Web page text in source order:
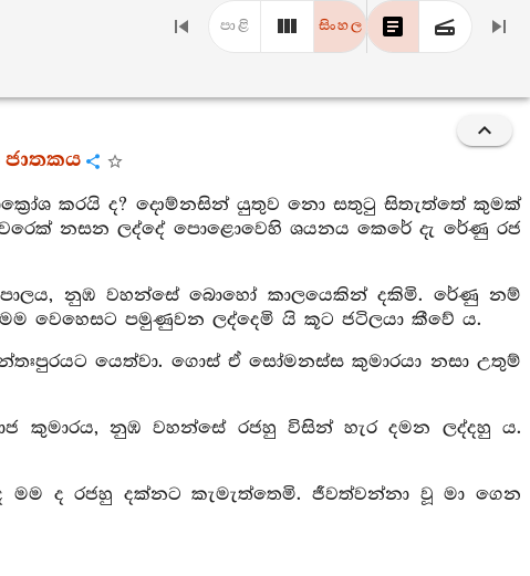
පාළි සිංහල
කරයි ද? දොම්නසින් යුතුව නො සතුටු සිතැත්තේ කුමක්
නසන ලද්දේ පොළොවෙහි ශයනය කෙරේ දැ රේණු රජ
නුඹ වහන්සේ බොහෝ කාලයෙකින් දකිමි. රේණු නම්
වෙහෙසට පමුණුවන ලද්දෙමි යි කූට ජටිලයා කීවේ ය.
යෙත්වා. ගොස් ඒ සෝමනස්ස කුමාරයා නසා උතුම්
කුමාරය, නුඹ වහන්සේ රජහු විසින් හැර දමන ලද්දහු ය.
මම ද රජහු දක්නට කැමැත්තෙමි. ජීවත්වන්නා වූ මා ගෙන